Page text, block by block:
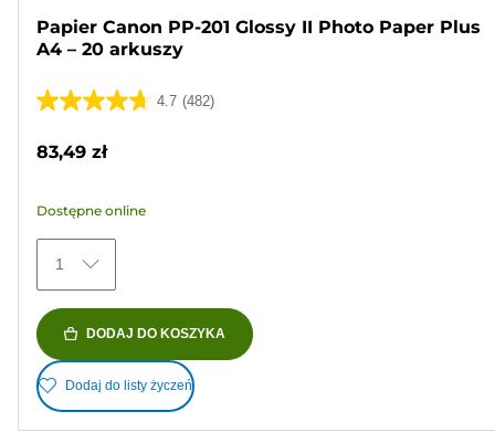
Papier Canon PP-201 Glossy II Photo Paper Plus
A4 – 20 arkuszy
4.7 (482)
4.7
5
482
Recenzji
83,49 zł
Dostępne online
1
DODAJ DO KOSZYKA
Dodaj do listy życzeń